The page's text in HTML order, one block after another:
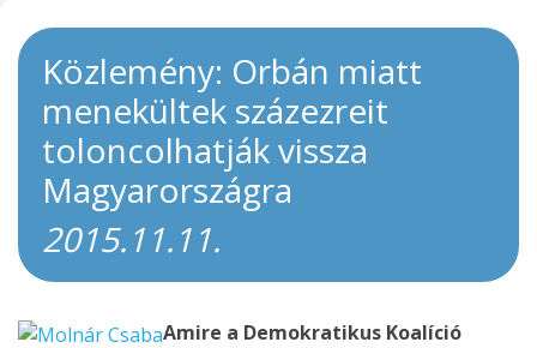
Közlemény: Orbán miatt
menekültek százezreit
toloncolhatják vissza
Magyarországra
2015.11.11.
Amire a Demokratikus Koalíció